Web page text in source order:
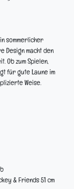
sommerlicher
Design macht den
Ob zum Spielen,
für gute Laune im
Weise.
& Friends 51 cm